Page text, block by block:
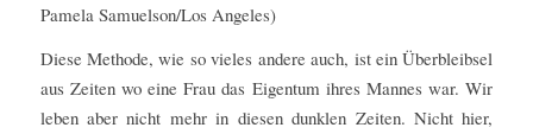
Pamela Samuelson/Los Angeles)
Diese Methode, wie so vieles andere auch, ist ein Überbleibsel
aus Zeiten wo eine Frau das Eigentum ihres Mannes war. Wir
leben aber nicht mehr in diesen dunklen Zeiten. Nicht hier,